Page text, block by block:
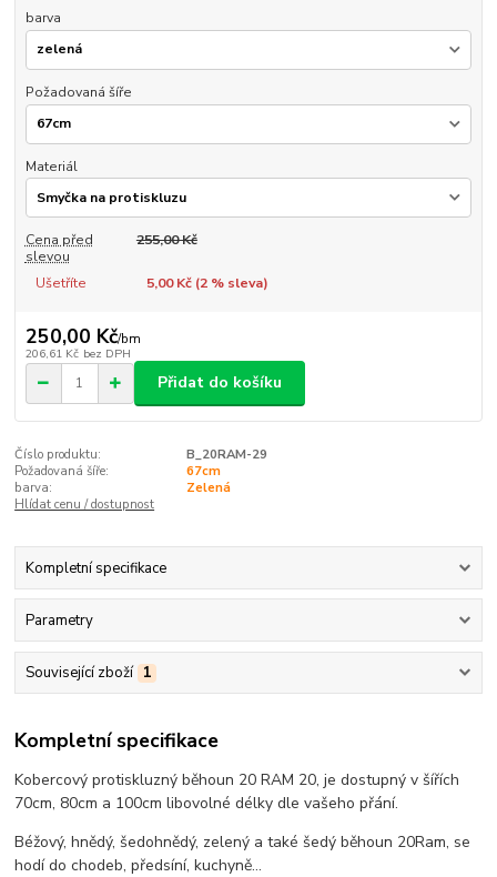
barva
Požadovaná šíře
Materiál
Cena před
slevou
255,00 Kč
Ušetříte 5,00 Kč (2% sleva)
250,00 Kč/bm
206,61 Kč bez DPH
Přidat do košíku
Číslo produktu:
B_20RAM-29
Požadovaná šíře:
67cm
barva:
Zelená
Hlídat cenu / dostupnost
Kompletní specifikace
Parametry
Související zboží 1
Kompletní specifikace
Kobercový protiskluzný běhoun 20 RAM 20, je dostupný v šířích
70cm, 80cm a 100cm libovolné délky dle vašeho přání.
Béžový, hnědý, šedohnědý, zelený a také šedý běhoun 20Ram, se
hodí do chodeb, předsíní, kuchyně...